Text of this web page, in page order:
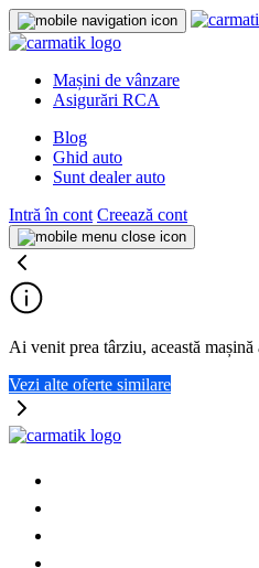
Mașini de vânzare
Asigurări RCA
Blog
Ghid auto
Sunt dealer auto
Intră în cont Creează cont
Ai venit prea târziu, această mașină
Vezi alte oferte similare